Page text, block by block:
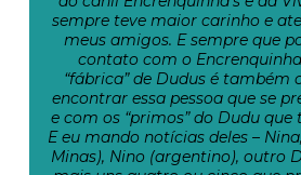
sempre teve maior carinho e
meus amigos. E sempre que
contato com o
“fábrica” de Dudus é também
encontrar essa pessoa que se
e com os “primos” do Dudu que
E eu mando notícias deles –
Minas), Nino (argentino), outro